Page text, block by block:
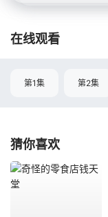
在线观看
第1集 第2集
猜你喜欢